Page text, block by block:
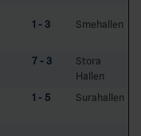
1 - 3 Smehallen
7 - 3
Stora
Hallen
1 - 5 Surahallen